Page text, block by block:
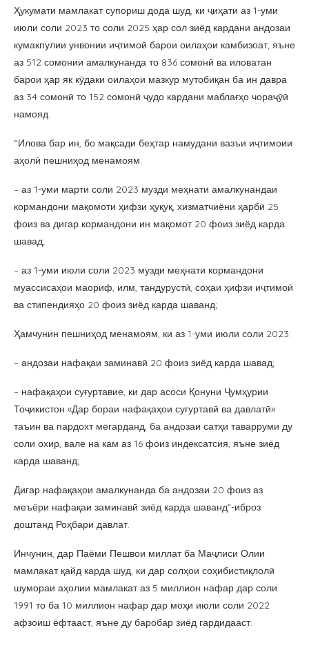
Ҳукумати мамлакат супориш дода шуд, ки ҷиҳати аз 1-уми
июли соли 2023 то соли 2025 ҳар сол зиёд кардани андозаи
кумакпулии унвонии иҷтимоӣ барои оилаҳои камбизоат, яъне
аз 512 сомонии амалкунанда то 836 сомонӣ ва иловатан
барои ҳар як кӯдаки оилаҳои мазкур мутобиқан ба ин давра
аз 34 сомонӣ то 152 сомонӣ ҷудо кардани маблағҳо чораҷӯӣ
намояд.
“Илова бар ин, бо мақсади беҳтар намудани вазъи иҷтимоии
аҳолӣ пешниҳод менамоям:
– аз 1-уми марти соли 2023 музди меҳнати амалкунандаи
кормандони мақомоти ҳифзи ҳуқуқ, хизматчиёни ҳарбӣ 25
фоиз ва дигар кормандони ин мақомот 20 фоиз зиёд карда
шавад;
– аз 1-уми июли соли 2023 музди меҳнати кормандони
муассисаҳои маориф, илм, тандурустӣ, соҳаи ҳифзи иҷтимоӣ
ва стипендияҳо 20 фоиз зиёд карда шаванд;
Ҳамчунин пешниҳод менамоям, ки аз 1-уми июли соли 2023:
– андозаи нафақаи заминавӣ 20 фоиз зиёд карда шавад;
– нафақаҳои суғуртавие, ки дар асоси Қонуни Ҷумҳурии
Тоҷикистон «Дар бораи нафақаҳои суғуртавӣ ва давлатӣ»
таъин ва пардохт мегарданд, ба андозаи сатҳи таварруми ду
соли охир, вале на кам аз 16 фоиз индексатсия, яъне зиёд
карда шаванд;
Дигар нафақаҳои амалкунанда ба андозаи 20 фоиз аз
меъёри нафақаи заминавӣ зиёд карда шаванд”-иброз
доштанд Роҳбари давлат.
Инчунин, дар Паёми Пешвои миллат ба Маҷлиси Олии
мамлакат қайд карда шуд, ки дар солҳои соҳибистиқлолӣ
шумораи аҳолии мамлакат аз 5 миллион нафар дар соли
1991 то ба 10 миллион нафар дар моҳи июли соли 2022
афзоиш ёфтааст, яъне ду баробар зиёд гардидааст.